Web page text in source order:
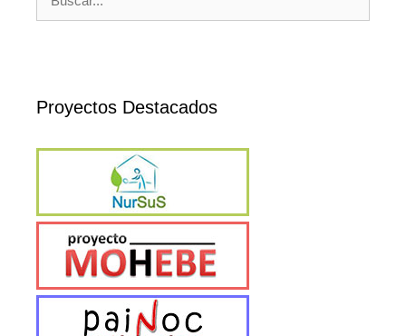
Proyectos Destacados